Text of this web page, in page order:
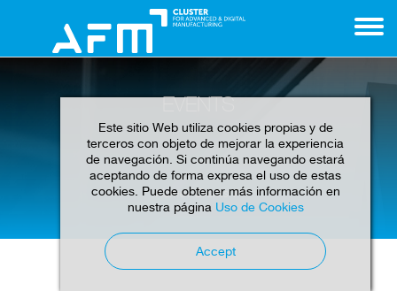
Este sitio Web utiliza cookies propias y de
terceros con objeto de mejorar la experiencia
de navegación. Si continúa navegando estará
aceptando de forma expresa el uso de estas
cookies. Puede obtener más información en
nuestra página Uso de Cookies
Accept
EVENTS
Home Events